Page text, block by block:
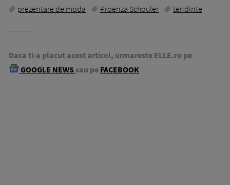
prezentare de moda
Proenza Schouler tendinte
Daca ti-a placut acest articol, urmareste ELLE.ro pe
GOOGLE NEWS sau pe FACEBOOK